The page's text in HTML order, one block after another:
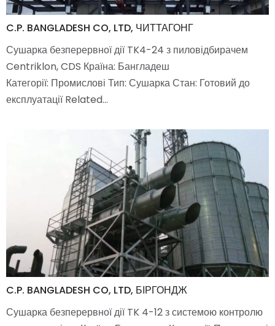
C.P. BANGLADESH CO, LTD, ЧИТТАГОНГ
Сушарка безперервної дії TK4-24 з пиловідбирачем
Centriklon, CDS Країна: Бангладеш
Категорії: Промислові Тип: Сушарка Стан: Готовий до
експлуатації Related…
C.P. BANGLADESH CO, LTD, БІРГОНДЖ
Сушарка безперервної дії TK 4-12 з системою контролю